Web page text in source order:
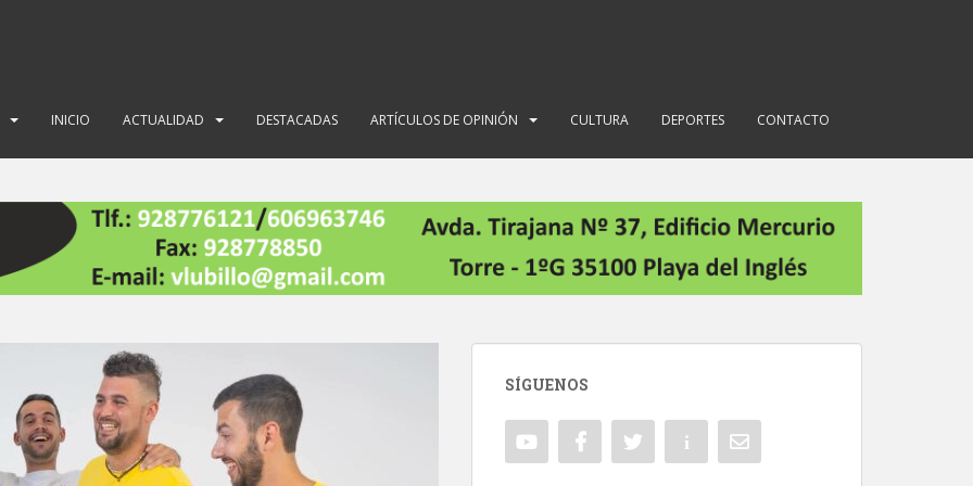
INICIO ACTUALIDAD DESTACADAS ARTÍCULOS DE OPINIÓN CULTURA DEPORTES CONTACTO
SÍGUENOS